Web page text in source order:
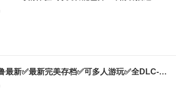
Palworld ✅包天包夜号✅幻兽帕鲁最新✅最新完美存档✅可多人游玩✅全DLC-顶级!✅上号开爽！